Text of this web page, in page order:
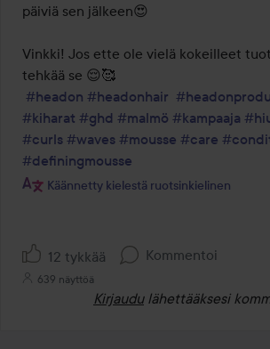
päiviä sen jälkeen😍
Vinkki! Jos ette ole vielä kokeilleet
tehkää se 😌🥰
#headon #headonhair
#kiharat #ghd #malmö #kampaaja
#curls #waves #mousse #care
#definingmousse
Käännetty kielestä ruotsinkielinen
12 tykkää Kommentoi
639 näyttöä
Kirjaudu lähettääksesi